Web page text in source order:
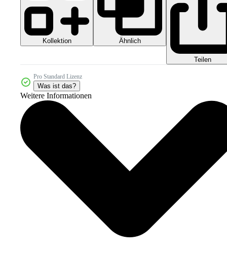
Kollektion Ähnlich
Teilen
Pro Standard Lizenz
Was ist das?
Weitere Informationen